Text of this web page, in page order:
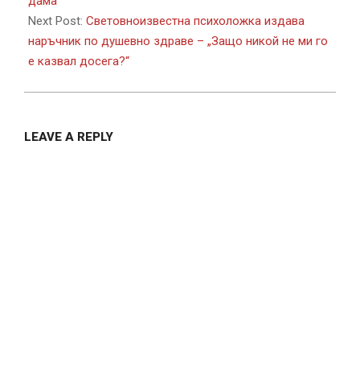
Next Post: Световноизвестна психоложка издава
наръчник по душевно здраве – „Защо никой не ми го
е казвал досега?“
LEAVE A REPLY